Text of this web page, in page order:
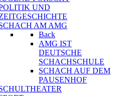
UND
AM AMG
Back
AMG IST
DEUTSCHE
SCHACHSCHULE
SCHACH AUF DEM
PAUSENHOF